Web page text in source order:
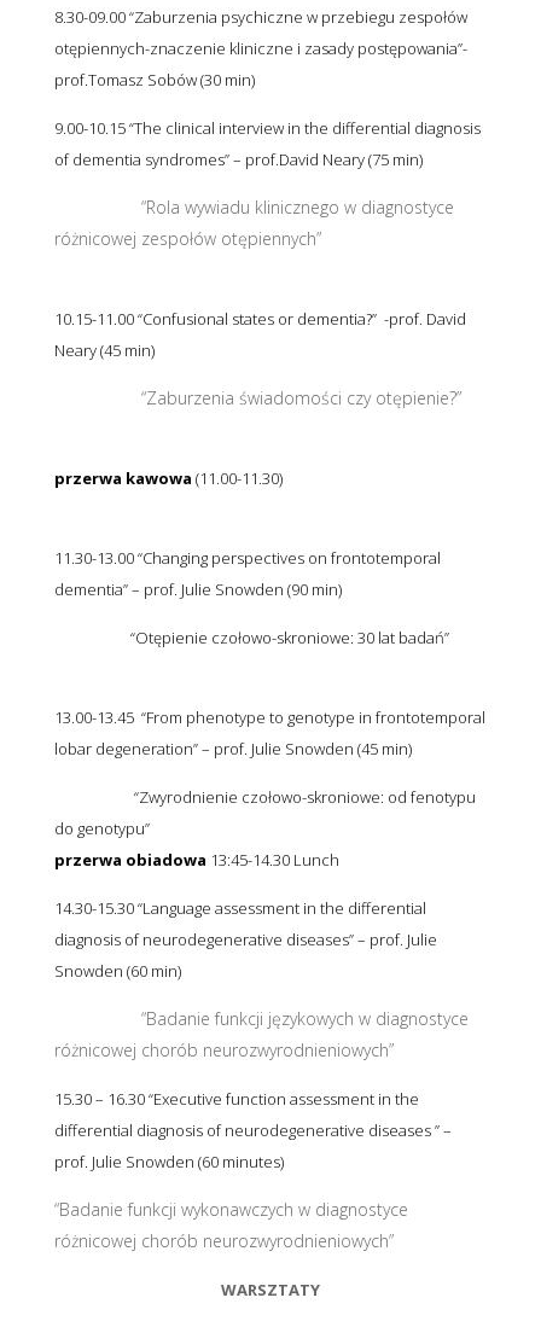
8.30-09.00 “Zaburzenia psychiczne w przebiegu zespołów
otępiennych-znaczenie kliniczne i zasady postępowania”-
prof.Tomasz Sobów (30 min)
9.00-10.15 “The clinical interview in the differential diagnosis
of dementia syndromes” – prof.David Neary (75 min)
“Rola wywiadu klinicznego w diagnostyce
różnicowej zespołów otępiennych”
10.15-11.00 “Confusional states or dementia?” -prof. David
Neary (45 min)
“Zaburzenia świadomości czy otępienie?”
przerwa kawowa (11.00-11.30)
11.30-13.00 “Changing perspectives on frontotemporal
dementia” – prof. Julie Snowden (90 min)
“Otępienie czołowo-skroniowe: 30 lat badań”
13.00-13.45 “From phenotype to genotype in frontotemporal
lobar degeneration” – prof. Julie Snowden (45 min)
“Zwyrodnienie czołowo-skroniowe: od fenotypu
do genotypu”
przerwa obiadowa 13:45-14.30 Lunch
14.30-15.30 “Language assessment in the differential
diagnosis of neurodegenerative diseases” – prof. Julie
Snowden (60 min)
“Badanie funkcji językowych w diagnostyce
różnicowej chorób neurozwyrodnieniowych”
15.30 – 16.30 “Executive function assessment in the
differential diagnosis of neurodegenerative diseases ” –
prof. Julie Snowden (60 minutes)
“Badanie funkcji wykonawczych w diagnostyce
różnicowej chorób neurozwyrodnieniowych”
WARSZTATY